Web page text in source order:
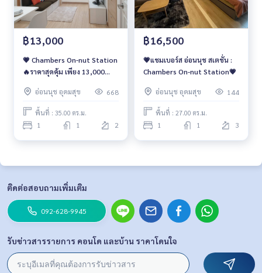
฿13,000
💗 Chambers On-nut Station
🔥ราคาสุดคุ้ม เพียง 13,000
อ่อนนุช อุดมสุข
668
พื้นที่ : 35.00 ตร.ม.
1 1 2
฿16,500
💗แชมเบอร์ส อ่อนนุช สเตชั่น :
Chambers On-nut Station💗
อ่อนนุช อุดมสุข 144
พื้นที่ : 27.00 ตร.ม.
1 1 3
ติดต่อสอบถามเพิ่มเติม
092-628-9945
รับข่าวสารรายการ คอนโด และบ้าน ราคาโดนใจ